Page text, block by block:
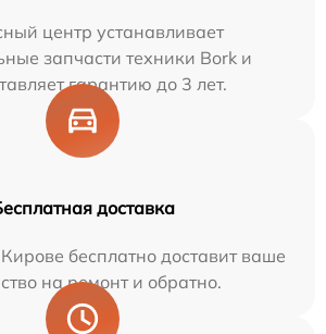
центр устанавливает
запчасти техники Bork и
гарантию до 3 лет.
доставка
бесплатно доставит ваше
на ремонт и обратно.